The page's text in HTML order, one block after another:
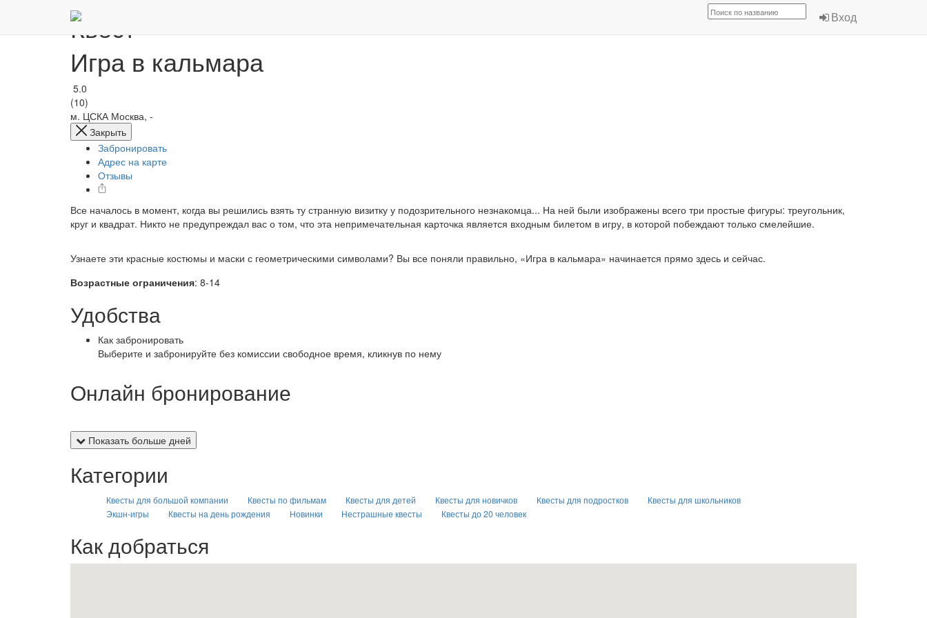
Вход
Квест
Игра в кальмара
5.0
(10)
м. ЦСКА Москва, -
Закрыть
Забронировать
Адрес на карте
Отзывы
Все началось в момент, когда вы решились взять ту странную визитку у подозрительного незнакомца... На ней были изображены всего три простые фигуры: треугольник,
круг и квадрат. Никто не предупреждал вас о том, что эта непримечательная карточка является входным билетом в игру, в которой побеждают только смелейшие.
Узнаете эти красные костюмы и маски с геометрическими символами? Вы все поняли правильно, «Игра в кальмара» начинается прямо здесь и сейчас.
Возрастные ограничения: 8-14
Удобства
Как забронировать
Выберите и забронируйте без комиссии свободное время, кликнув по нему
Онлайн бронирование
Показать больше дней
Категории
Квесты для большой компании Квесты по фильмам Квесты для детей Квесты для новичков Квесты для подростков
Квесты для школьников
Экшн-игры
Квесты на день рождения Новинки Нестрашные квесты Квесты до 20 человек
Как добраться